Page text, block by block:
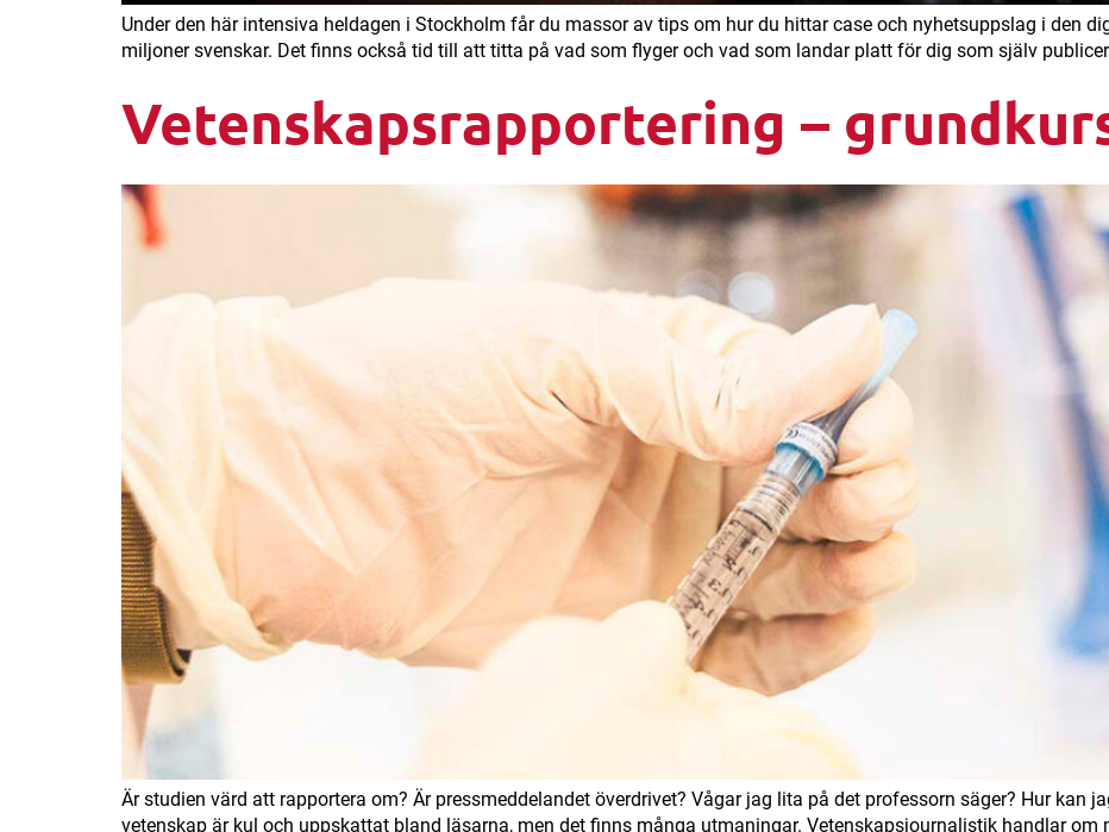
Under den här intensiva heldagen i Stockholm får du massor av tips om hur du hittar case och nyhetsuppslag i den
miljoner svenskar. Det finns också tid till att titta på vad som flyger och vad som landar platt för dig som själv
Vetenskapsrapportering –
Är studien värd att rapportera om? Är pressmeddelandet överdrivet? Vågar jag lita på det professorn säger? Hur kan
vetenskap är kul och uppskattat bland läsarna, men det finns många utmaningar. Vetenskapsjournalistik handlar om